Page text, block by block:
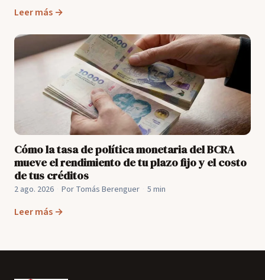
Leer más →
Cómo la tasa de política monetaria del BCRA
mueve el rendimiento de tu plazo fijo y el costo
de tus créditos
2 ago. 2026 Por Tomás Berenguer 5 min
Leer más →